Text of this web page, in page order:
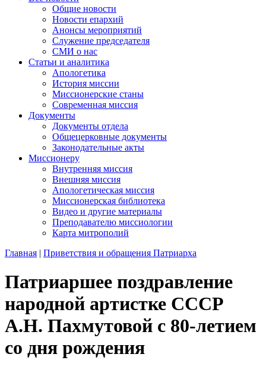
Общие новости
Новости епархий
Анонсы мероприятий
Служение председателя
СМИ о нас
Статьи и аналитика
Апологетика
История миссии
Миссионерские станы
Современная миссия
Документы
Документы отдела
Общецерковные документы
Законодательные акты
Миссионеру
Внутренняя миссия
Внешняя миссия
Апологетическая миссия
Миссионерская библиотека
Видео и другие материалы
Преподавателю миссиологии
Карта митрополий
Главная | Приветствия и обращения Патриарха
Патриаршее поздравление
народной артистке СССР
А.Н. Пахмутовой с 80-летием
со дня рождения